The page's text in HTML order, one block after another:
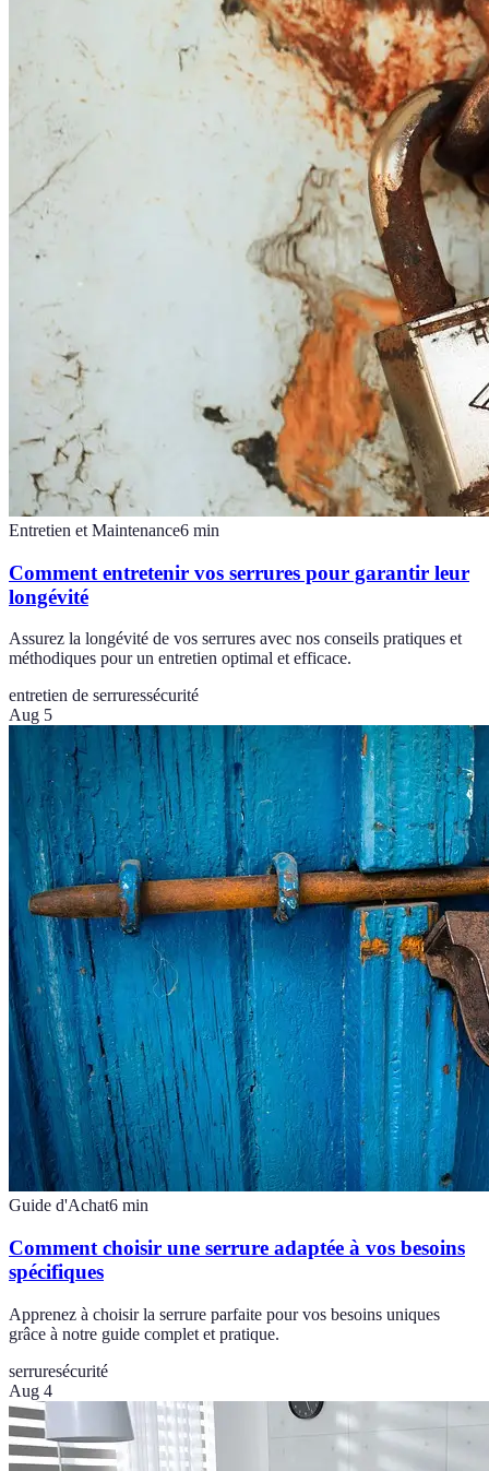
Entretien et Maintenance6 min
Comment entretenir vos serrures pour garantir leur
longévité
Assurez la longévité de vos serrures avec nos conseils pratiques et
méthodiques pour un entretien optimal et efficace.
entretien de serruressécurité
Aug 5
Guide d'Achat6 min
Comment choisir une serrure adaptée à vos besoins
spécifiques
Apprenez à choisir la serrure parfaite pour vos besoins uniques
grâce à notre guide complet et pratique.
serruresécurité
Aug 4